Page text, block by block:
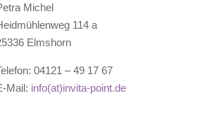
Michel
114 a
Elmshorn
04121 – 49 17 67
Mail: info(at)invita-point.de